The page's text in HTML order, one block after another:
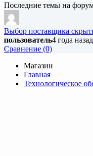
Последние темы на
Выбор поставщика
пользователь4 года назад
Cравнение (0)
Магазин
Главная
Технологическое